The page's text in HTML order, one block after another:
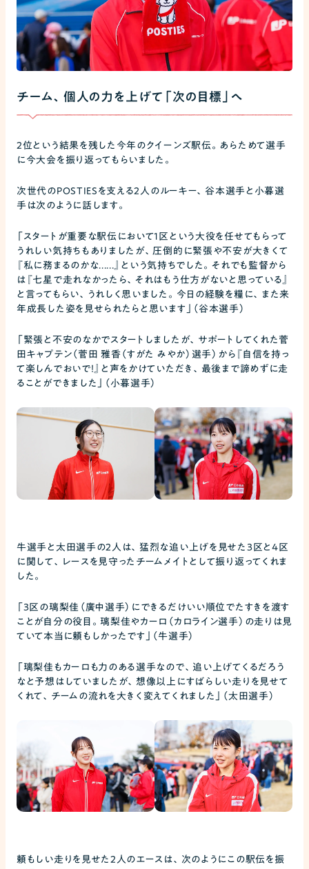
チーム、個人の力を上げて「次の目標」へ
2位という結果を残した今年のクイーンズ駅伝。あらためて選手
に今大会を振り返ってもらいました。
次世代のPOSTIESを支える2人のルーキー、谷本選手と小暮選
手は次のように話します。
「スタートが重要な駅伝において1区という大役を任せてもらって
うれしい気持ちもありましたが、圧倒的に緊張や不安が大きくて
『私に務まるのかな......』という気持ちでした。それでも監督から
は『七星で走れなかったら、それはもう仕方がないと思っている』
と言ってもらい、うれしく思いました。今日の経験を糧に、また来
年成長した姿を見せられたらと思います」（谷本選手）
「緊張と不安のなかでスタートしましたが、サポートしてくれた菅
田キャプテン（菅田 雅香（すがた みやか）選手）から『自信を持っ
て楽しんでおいで！』と声をかけていただき、最後まで諦めずに走
ることができました」（小暮選手）
牛選手と太田選手の2人は、猛烈な追い上げを見せた3区と4区
に関して、レースを見守ったチームメイトとして振り返ってくれま
した。
「3区の璃梨佳（廣中選手）にできるだけいい順位でたすきを渡す
ことが自分の役目。璃梨佳やカーロ（カロライン選手）の走りは見
ていて本当に頼もしかったです」（牛選手）
「璃梨佳もカーロも力のある選手なので、追い上げてくるだろう
なと予想はしていましたが、想像以上にすばらしい走りを見せて
くれて、チームの流れを大きく変えてくれました」（太田選手）
頼もしい走りを見せた2人のエースは、次のようにこの駅伝を振